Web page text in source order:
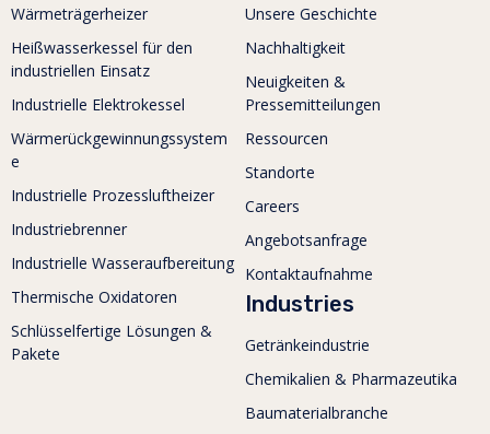
Wärmeträgerheizer
Heißwasserkessel für den
industriellen Einsatz
Industrielle Elektrokessel
Wärmerückgewinnungssystem
e
Industrielle Prozessluftheizer
Industriebrenner
Industrielle Wasseraufbereitung
Thermische Oxidatoren
Schlüsselfertige Lösungen &
Pakete
Unsere Geschichte
Nachhaltigkeit
Neuigkeiten &
Pressemitteilungen
Ressourcen
Standorte
Careers
Angebotsanfrage
Kontaktaufnahme
Industries
Getränkeindustrie
Chemikalien & Pharmazeutika
Baumaterialbranche